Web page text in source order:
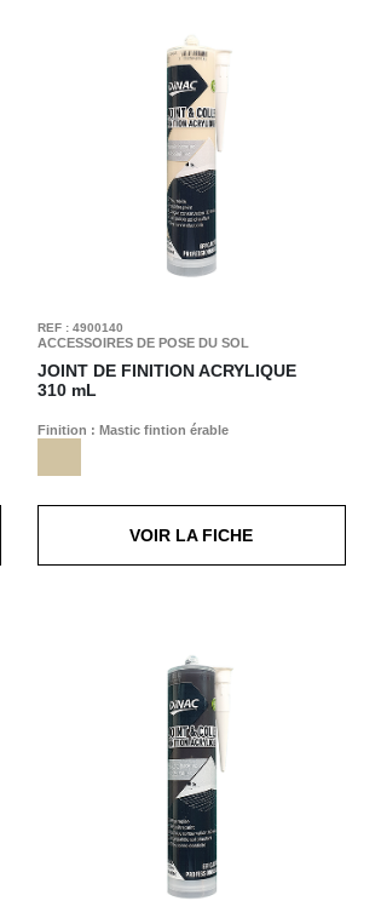
REF : 4900140
ACCESSOIRES DE POSE DU SOL
JOINT DE FINITION ACRYLIQUE
310 mL
Finition : Mastic fintion érable
VOIR LA FICHE